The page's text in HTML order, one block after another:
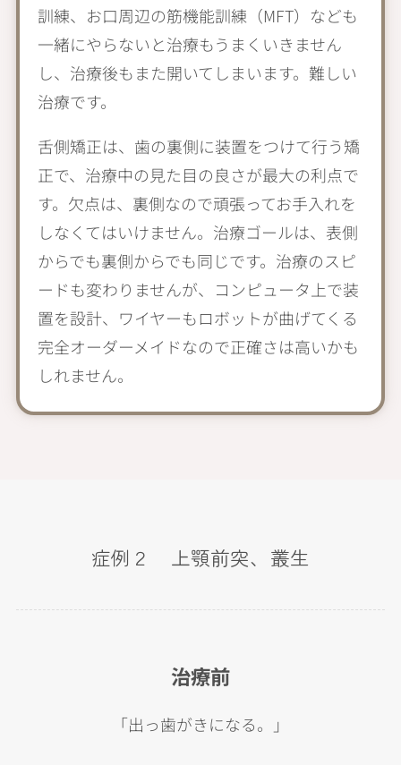
訓練、お口周辺の筋機能訓練（MFT）なども
一緒にやらないと治療もうまくいきません
し、治療後もまた開いてしまいます。難しい
治療です。
舌側矯正は、歯の裏側に装置をつけて行う矯
正で、治療中の見た目の良さが最大の利点で
す。欠点は、裏側なので頑張ってお手入れを
しなくてはいけません。治療ゴールは、表側
からでも裏側からでも同じです。治療のスピ
ードも変わりませんが、コンピュータ上で装
置を設計、ワイヤーもロボットが曲げてくる
完全オーダーメイドなので正確さは高いかも
しれません。
症例２ 上顎前突、叢生
治療前
「出っ歯がきになる。」